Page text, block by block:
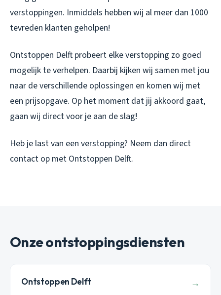
verstoppingen. Inmiddels hebben wij al meer dan 1000
tevreden klanten geholpen!
Ontstoppen Delft probeert elke verstopping zo goed
mogelijk te verhelpen. Daarbij kijken wij samen met jou
naar de verschillende oplossingen en komen wij met
een prijsopgave. Op het moment dat jij akkoord gaat,
gaan wij direct voor je aan de slag!
Heb je last van een verstopping? Neem dan direct
contact op met Ontstoppen Delft.
Onze ontstoppingsdiensten
Ontstoppen Delft →